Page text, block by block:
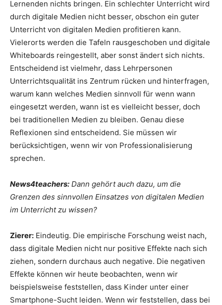
Lernenden nichts bringen. Ein schlechter Unterricht wird
durch digitale Medien nicht besser, obschon ein guter
Unterricht von digitalen Medien profitieren kann.
Vielerorts werden die Tafeln rausgeschoben und digitale
Whiteboards reingestellt, aber sonst ändert sich nichts.
Entscheidend ist vielmehr, dass Lehrpersonen
Unterrichtsqualität ins Zentrum rücken und hinterfragen,
warum kann welches Medien sinnvoll für wenn wann
eingesetzt werden, wann ist es vielleicht besser, doch
bei traditionellen Medien zu bleiben. Genau diese
Reflexionen sind entscheidend. Sie müssen wir
berücksichtigen, wenn wir von Professionalisierung
sprechen.
News4teachers: Dann gehört auch dazu, um die
Grenzen des sinnvollen Einsatzes von digitalen Medien
im Unterricht zu wissen?
Zierer: Eindeutig. Die empirische Forschung weist nach,
dass digitale Medien nicht nur positive Effekte nach sich
ziehen, sondern durchaus auch negative. Die negativen
Effekte können wir heute beobachten, wenn wir
beispielsweise feststellen, dass Kinder unter einer
Smartphone-Sucht leiden. Wenn wir feststellen, dass bei